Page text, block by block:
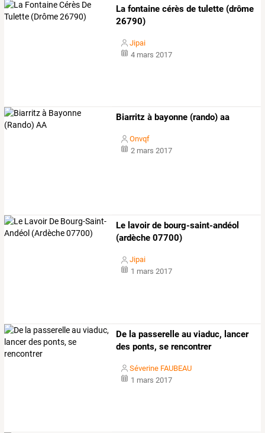
La fontaine cérès de tulette (drôme
26790)
Jipai
4 mars 2017
Biarritz à bayonne (rando) aa
Onvqf
2 mars 2017
Le lavoir de bourg-saint-andéol
(ardèche 07700)
Jipai
1 mars 2017
De la passerelle au viaduc, lancer
des ponts, se rencontrer
Séverine FAUBEAU
1 mars 2017